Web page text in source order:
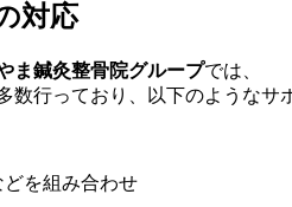
対応
ま鍼灸整骨院グループでは、
行っており、以下のようなサ
を組み合わせ